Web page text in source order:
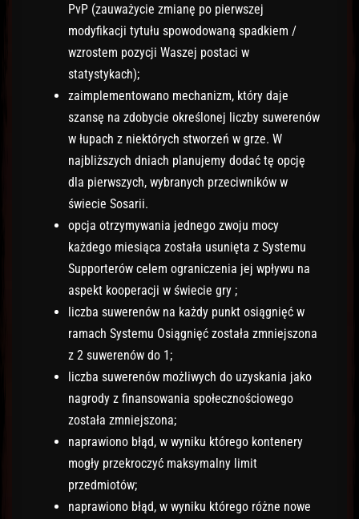
PvP (zauważycie zmianę po pierwszej
modyfikacji tytułu spowodowaną spadkiem /
wzrostem pozycji Waszej postaci w
statystykach);
zaimplementowano mechanizm, który daje
szansę na zdobycie określonej liczby suwerenów
w łupach z niektórych stworzeń w grze. W
najbliższych dniach planujemy dodać tę opcję
dla pierwszych, wybranych przeciwników w
świecie Sosarii.
opcja otrzymywania jednego zwoju mocy
każdego miesiąca została usunięta z Systemu
Supporterów celem ograniczenia jej wpływu na
aspekt kooperacji w świecie gry ;
liczba suwerenów na każdy punkt osiągnięć w
ramach Systemu Osiągnięć została zmniejszona
z 2 suwerenów do 1;
liczba suwerenów możliwych do uzyskania jako
nagrody z finansowania społecznościowego
została zmniejszona;
naprawiono błąd, w wyniku którego kontenery
mogły przekroczyć maksymalny limit
przedmiotów;
naprawiono błąd, w wyniku którego różne nowe